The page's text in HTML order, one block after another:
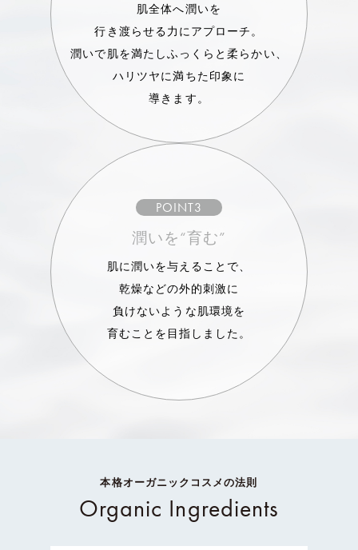
肌全体へ潤いを
行き渡らせる力にアプローチ。
潤いで肌を満たしふっくらと柔らかい、
ハリツヤに満ちた印象に
導きます。
POINT3
潤いを“育む”
肌に潤いを与えることで、
乾燥などの外的刺激に
負けないような肌環境を
育むことを目指しました。
本格オーガニックコスメの法則
Organic Ingredients